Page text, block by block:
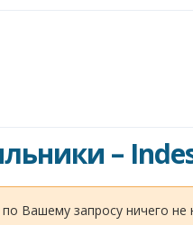
–
Вашему запросу ничего не